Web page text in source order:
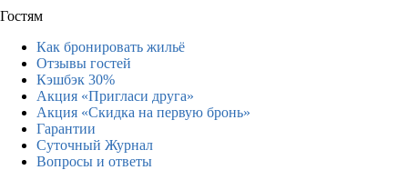
Гостям
Как бронировать жильё
Отзывы гостей
Кэшбэк 30%
Акция «Пригласи друга»
Акция «Скидка на первую бронь»
Гарантии
Суточный Журнал
Вопросы и ответы